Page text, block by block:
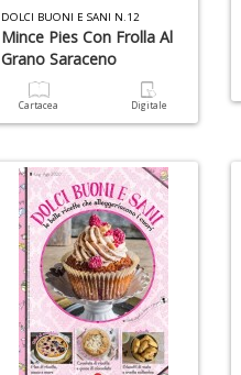
DOLCI BUONI E SANI N.12
Mince Pies Con Frolla Al
Grano Saraceno
Cartacea Digitale